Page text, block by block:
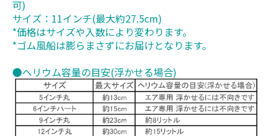
可)
サイズ：11インチ(最大約27.5cm)
*価格はサイズや入数により変わります。
*ゴム風船は膨らまさずにお届けとなります。
●ヘリウム容量の目安(浮かせる場合)